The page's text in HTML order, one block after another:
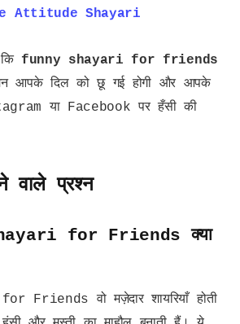
Attitude Shayari
funny shayari for friends
आपके दिल को छू गई होगी और आपके
या Facebook पर हँसी की
वाले प्रश्न
for Friends क्या
Friends वो मज़ेदार शायरियाँ होती